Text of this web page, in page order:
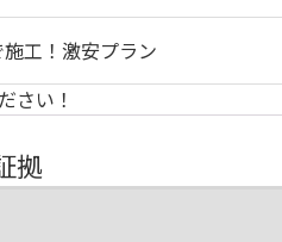
工！激安プラン
さい！
拠